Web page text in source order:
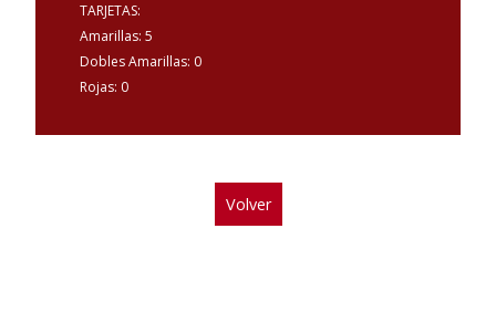
TARJETAS:
Amarillas: 5
Dobles Amarillas: 0
Rojas: 0
Volver